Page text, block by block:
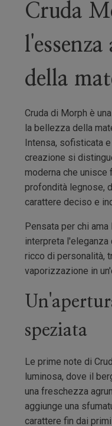
Cruda
della
Cruda di Morph è
la bellezza della
Intensa, sofisticata
creazione si
moderna che
profondità legnose,
carattere deciso e
Pensata per chi
interpreta
ricco di personalità,
vaporizzazione in
speziata
Le prime note di
luminosa, dove il
una freschezza
aggiunge una
carattere fin dai